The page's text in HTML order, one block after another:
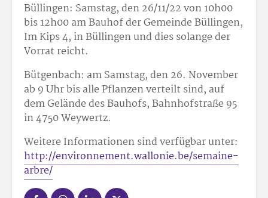
Büllingen: Samstag, den 26/11/22 von 10h00
bis 12h00 am Bauhof der Gemeinde Büllingen,
Im Kips 4, in Büllingen und dies solange der
Vorrat reicht.
Bütgenbach: am Samstag, den 26. November
ab 9 Uhr bis alle Pflanzen verteilt sind, auf
dem Gelände des Bauhofs, Bahnhofstraße 95
in 4750 Weywertz.
Weitere Informationen sind verfügbar unter:
http://environnement.wallonie.be/semaine-
arbre/